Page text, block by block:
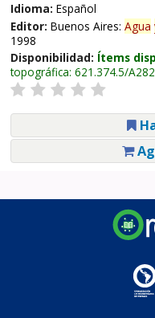
Idioma: Español
Editor: Buenos Aires: Agua
1998
Disponibilidad: Ítems
topográfica: 621.374.5/